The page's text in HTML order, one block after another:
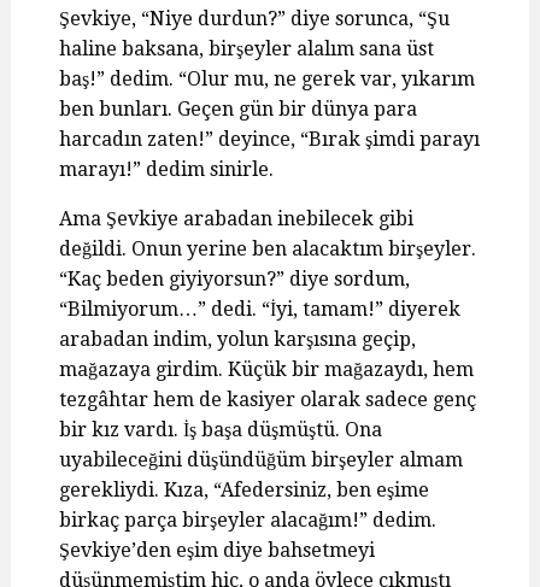
Şevkiye, “Niye durdun?” diye sorunca, “Şu
haline baksana, birşeyler alalım sana üst
baş!” dedim. “Olur mu, ne gerek var, yıkarım
ben bunları. Geçen gün bir dünya para
harcadın zaten!” deyince, “Bırak şimdi parayı
marayı!” dedim sinirle.
Ama Şevkiye arabadan inebilecek gibi
değildi. Onun yerine ben alacaktım birşeyler.
“Kaç beden giyiyorsun?” diye sordum,
“Bilmiyorum…” dedi. “İyi, tamam!” diyerek
arabadan indim, yolun karşısına geçip,
mağazaya girdim. Küçük bir mağazaydı, hem
tezgâhtar hem de kasiyer olarak sadece genç
bir kız vardı. İş başa düşmüştü. Ona
uyabileceğini düşündüğüm birşeyler almam
gerekliydi. Kıza, “Afedersiniz, ben eşime
birkaç parça birşeyler alacağım!” dedim.
Şevkiye’den eşim diye bahsetmeyi
düşünmemiştim hiç, o anda öylece çıkmıştı